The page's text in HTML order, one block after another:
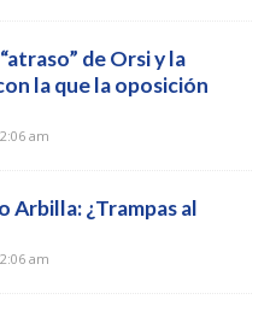
de Orsi y la
la que la oposición
am
Arbilla: ¿Trampas al
am